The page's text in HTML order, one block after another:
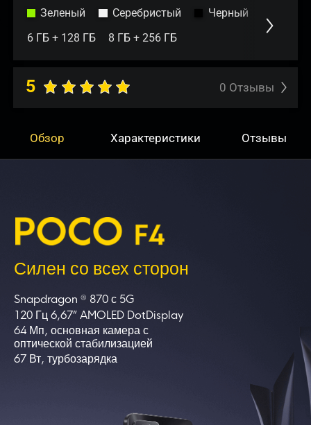
Зеленый Серебристый
Черный
6 ГБ + 128 ГБ
8 ГБ + 256 ГБ
5 0 Отзывы
Обзор Характеристики Отзывы
Силен со всех сторон
Snapdragon ® 870 с 5G
120 Гц 6,67” AMOLED DotDisplay
64 Мп, основная камера с
оптической стабилизацией
67 Вт, турбозарядка